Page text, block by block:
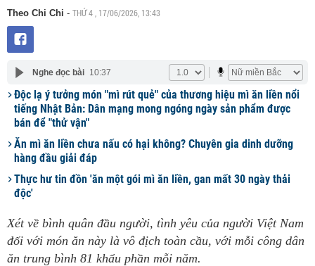
Theo Chi Chi - THỨ 4 , 17/06/2026, 13:43
Nghe đọc bài 10:37
Độc lạ ý tưởng món "mì rút quẻ" của thương hiệu mì ăn liền nổi
tiếng Nhật Bản: Dân mạng mong ngóng ngày sản phẩm được
bán để "thử vận"
Ăn mì ăn liền chưa nấu có hại không? Chuyên gia dinh dưỡng
hàng đầu giải đáp
Thực hư tin đồn 'ăn một gói mì ăn liền, gan mất 30 ngày thải
độc'
Xét về bình quân đầu người, tình yêu của người Việt Nam
đối với món ăn này là vô địch toàn cầu, với mỗi công dân
ăn trung bình 81 khẩu phần mỗi năm.